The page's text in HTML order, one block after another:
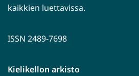
kaikkien luettavissa.
ISSN 2489-7698
Kielikellon arkisto